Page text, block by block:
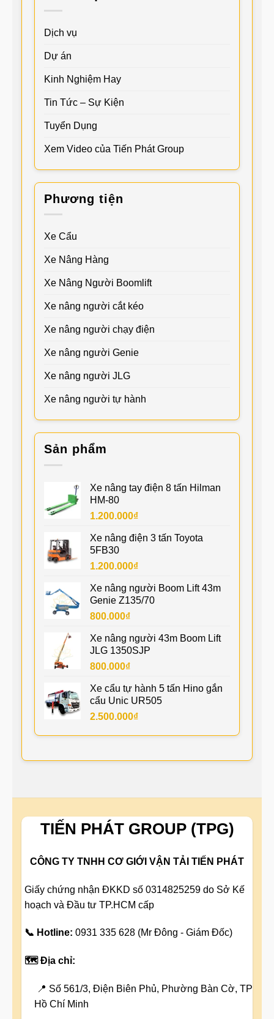
Dịch vụ
Dự án
Kinh Nghiệm Hay
Tin Tức – Sự Kiện
Tuyển Dụng
Xem Video của Tiến Phát Group
Phương tiện
Xe Cẩu
Xe Nâng Hàng
Xe Nâng Người Boomlift
Xe nâng người cắt kéo
Xe nâng người chạy điện
Xe nâng người Genie
Xe nâng người JLG
Xe nâng người tự hành
Sản phẩm
Xe nâng tay điện 8 tấn Hilman
HM-80
1.200.000₫
Xe nâng điện 3 tấn Toyota
5FB30
1.200.000₫
Xe nâng người Boom Lift 43m
Genie Z135/70
800.000₫
Xe nâng người 43m Boom Lift
JLG 1350SJP
800.000₫
Xe cẩu tự hành 5 tấn Hino gắn
cẩu Unic UR505
2.500.000₫
TIẾN PHÁT GROUP (TPG)
CÔNG TY TNHH CƠ GIỚI VẬN TẢI TIẾN PHÁT
Giấy chứng nhận ĐKKD số 0314825259 do Sở Kế
hoạch và Đầu tư TP.HCM cấp
📞 Hotline: 0931 335 628 (Mr Đông - Giám Đốc)
🗺️ Địa chỉ:
📍 Số 561/3, Điện Biên Phủ, Phường Bàn Cờ, TP
Hồ Chí Minh